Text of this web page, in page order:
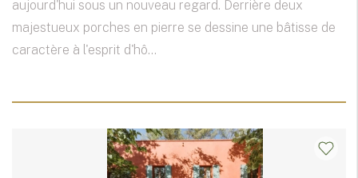
aujourd'hui sous un nouveau regard. Derrière deux
majestueux porches en pierre se dessine une bâtisse de
caractère à l'esprit d'hô...